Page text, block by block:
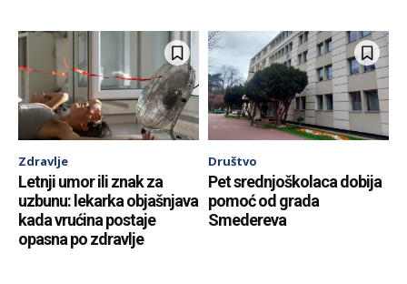
Zdravlje
Letnji umor ili znak za
uzbunu: lekarka objašnjava
kada vrućina postaje
opasna po zdravlje
Društvo
Pet srednjoškolaca dobija
pomoć od grada
Smedereva